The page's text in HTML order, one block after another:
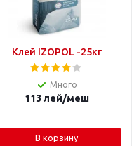
Клей IZOPOL -25кг
Много
113 лей/меш
В корзину